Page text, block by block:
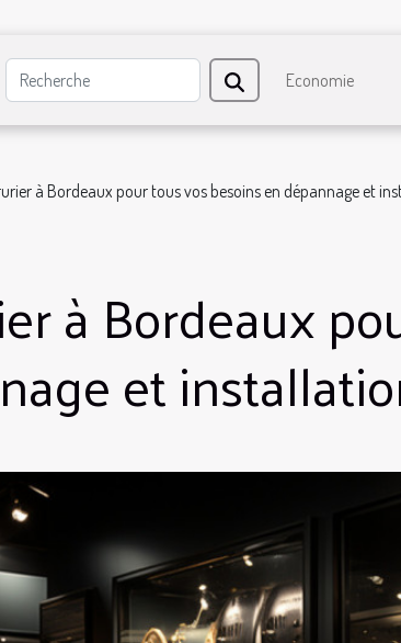
Economie
à Bordeaux pour tous vos besoins en dépannage et
à Bordeaux
et